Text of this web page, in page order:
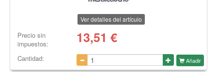
Ver detalles del artículo
Precio sin
impuestos:
13,51 €
Cantidad: Añadir